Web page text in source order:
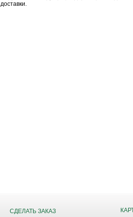
доставки.
СДЕЛАТЬ ЗАКАЗ